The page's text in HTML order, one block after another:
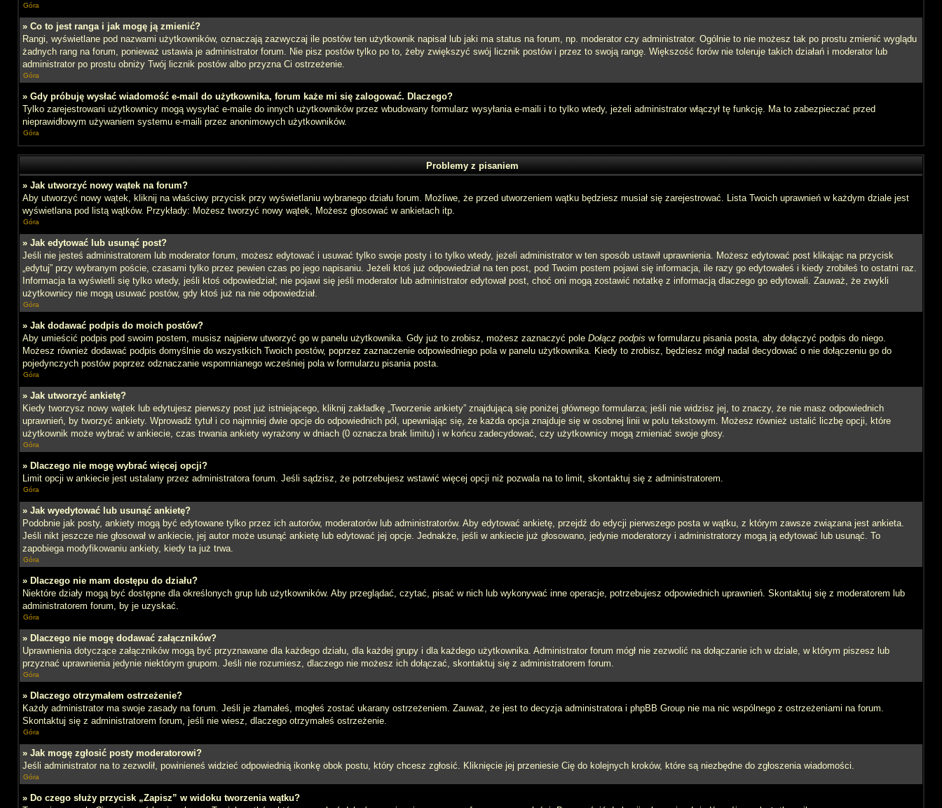
Góra
» Co to jest ranga i jak mogę ją zmienić?
Rangi, wyświetlane pod nazwami użytkowników, oznaczają zazwyczaj ile postów ten użytkownik napisał lub jaki ma status na forum, np. moderator czy administrator. Ogólnie to nie możesz tak po prostu zmienić wyglądu
żadnych rang na forum, ponieważ ustawia je administrator forum. Nie pisz postów tylko po to, żeby zwiększyć swój licznik postów i przez to swoją rangę. Większość forów nie toleruje takich działań i moderator lub
administrator po prostu obniży Twój licznik postów albo przyzna Ci ostrzeżenie.
Góra
» Gdy próbuję wysłać wiadomość e-mail do użytkownika, forum każe mi się zalogować. Dlaczego?
Tylko zarejestrowani użytkownicy mogą wysyłać e-maile do innych użytkowników przez wbudowany formularz wysyłania e-maili i to tylko wtedy, jeżeli administrator włączył tę funkcję. Ma to zabezpieczać przed
nieprawidłowym używaniem systemu e-maili przez anonimowych użytkowników.
Góra
Problemy z pisaniem
» Jak utworzyć nowy wątek na forum?
Aby utworzyć nowy wątek, kliknij na właściwy przycisk przy wyświetlaniu wybranego działu forum. Możliwe, że przed utworzeniem wątku będziesz musiał się zarejestrować. Lista Twoich uprawnień w każdym dziale jest
wyświetlana pod listą wątków. Przykłady: Możesz tworzyć nowy wątek, Możesz głosować w ankietach itp.
Góra
» Jak edytować lub usunąć post?
Jeśli nie jesteś administratorem lub moderator forum, możesz edytować i usuwać tylko swoje posty i to tylko wtedy, jeżeli administrator w ten sposób ustawił uprawnienia. Możesz edytować post klikając na przycisk
„edytuj” przy wybranym poście, czasami tylko przez pewien czas po jego napisaniu. Jeżeli ktoś już odpowiedział na ten post, pod Twoim postem pojawi się informacja, ile razy go edytowałeś i kiedy zrobiłeś to ostatni raz.
Informacja ta wyświetli się tylko wtedy, jeśli ktoś odpowiedział; nie pojawi się jeśli moderator lub administrator edytował post, choć oni mogą zostawić notatkę z informacją dlaczego go edytowali. Zauważ, że zwykli
użytkownicy nie mogą usuwać postów, gdy ktoś już na nie odpowiedział.
Góra
» Jak dodawać podpis do moich postów?
Aby umieścić podpis pod swoim postem, musisz najpierw utworzyć go w panelu użytkownika. Gdy już to zrobisz, możesz zaznaczyć pole Dołącz podpis w formularzu pisania posta, aby dołączyć podpis do niego.
Możesz również dodawać podpis domyślnie do wszystkich Twoich postów, poprzez zaznaczenie odpowiedniego pola w panelu użytkownika. Kiedy to zrobisz, będziesz mógł nadal decydować o nie dołączeniu go do
pojedynczych postów poprzez odznaczanie wspomnianego wcześniej pola w formularzu pisania posta.
Góra
» Jak utworzyć ankietę?
Kiedy tworzysz nowy wątek lub edytujesz pierwszy post już istniejącego, kliknij zakładkę „Tworzenie ankiety” znajdującą się poniżej głównego formularza; jeśli nie widzisz jej, to znaczy, że nie masz odpowiednich
uprawnień, by tworzyć ankiety. Wprowadź tytuł i co najmniej dwie opcje do odpowiednich pól, upewniając się, że każda opcja znajduje się w osobnej linii w polu tekstowym. Możesz również ustalić liczbę opcji, które
użytkownik może wybrać w ankiecie, czas trwania ankiety wyrażony w dniach (0 oznacza brak limitu) i w końcu zadecydować, czy użytkownicy mogą zmieniać swoje głosy.
Góra
» Dlaczego nie mogę wybrać więcej opcji?
Limit opcji w ankiecie jest ustalany przez administratora forum. Jeśli sądzisz, że potrzebujesz wstawić więcej opcji niż pozwala na to limit, skontaktuj się z administratorem.
Góra
» Jak wyedytować lub usunąć ankietę?
Podobnie jak posty, ankiety mogą być edytowane tylko przez ich autorów, moderatorów lub administratorów. Aby edytować ankietę, przejdź do edycji pierwszego posta w wątku, z którym zawsze związana jest ankieta.
Jeśli nikt jeszcze nie głosował w ankiecie, jej autor może usunąć ankietę lub edytować jej opcje. Jednakże, jeśli w ankiecie już głosowano, jedynie moderatorzy i administratorzy mogą ją edytować lub usunąć. To
zapobiega modyfikowaniu ankiety, kiedy ta już trwa.
Góra
» Dlaczego nie mam dostępu do działu?
Niektóre działy mogą być dostępne dla określonych grup lub użytkowników. Aby przeglądać, czytać, pisać w nich lub wykonywać inne operacje, potrzebujesz odpowiednich uprawnień. Skontaktuj się z moderatorem lub
administratorem forum, by je uzyskać.
Góra
» Dlaczego nie mogę dodawać załączników?
Uprawnienia dotyczące załączników mogą być przyznawane dla każdego działu, dla każdej grupy i dla każdego użytkownika. Administrator forum mógł nie zezwolić na dołączanie ich w dziale, w którym piszesz lub
przyznać uprawnienia jedynie niektórym grupom. Jeśli nie rozumiesz, dlaczego nie możesz ich dołączać, skontaktuj się z administratorem forum.
Góra
» Dlaczego otrzymałem ostrzeżenie?
Każdy administrator ma swoje zasady na forum. Jeśli je złamałeś, mogłeś zostać ukarany ostrzeżeniem. Zauważ, że jest to decyzja administratora i phpBB Group nie ma nic wspólnego z ostrzeżeniami na forum.
Skontaktuj się z administratorem forum, jeśli nie wiesz, dlaczego otrzymałeś ostrzeżenie.
Góra
» Jak mogę zgłosić posty moderatorowi?
Jeśli administrator na to zezwolił, powinieneś widzieć odpowiednią ikonkę obok postu, który chcesz zgłosić. Kliknięcie jej przeniesie Cię do kolejnych kroków, które są niezbędne do zgłoszenia wiadomości.
Góra
» Do czego służy przycisk „Zapisz” w widoku tworzenia wątku?